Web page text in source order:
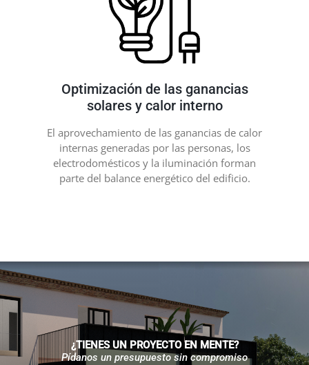
Optimización de las ganancias
solares y calor interno
El aprovechamiento de las ganancias de calor
internas generadas por las personas, los
electrodomésticos y la iluminación forman
parte del balance energético del edificio.
¿TIENES UN PROYECTO EN MENTE?
Pídanos un presupuesto sin compromiso